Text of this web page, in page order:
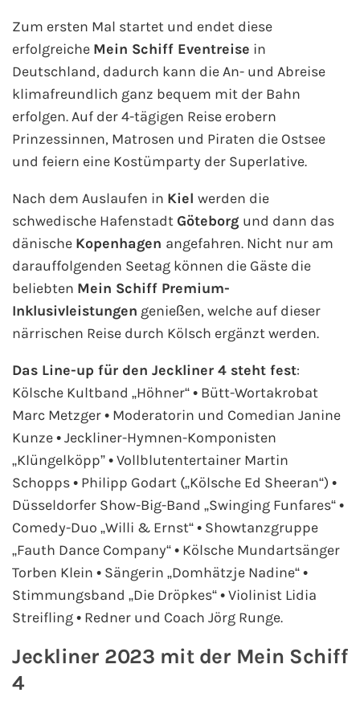
Phoenix Reisen
Hapag-Lloyd Cruises
Cunard Line
Hurtigruten
Royal Caribbean International
PLANTOURS Kreuzfahrten
Alle Reedereien
A-ROSA Flusskreuzfahrten
VIVA Cruises Flusskreuzfahrten
nicko cruises Flusskreuzfahrten
Plantours Flusskreuzfahrten
1AVista Flusskreuzfahrten
Phoenix Reisen Flusskreuzfahrten
Fähren
Zum ersten Mal startet und endet diese
erfolgreiche Mein Schiff Eventreise in
Deutschland, dadurch kann die An- und Abreise
klimafreundlich ganz bequem mit der Bahn
erfolgen. Auf der 4-tägigen Reise erobern
Prinzessinnen, Matrosen und Piraten die Ostsee
und feiern eine Kostümparty der Superlative.
Nach dem Auslaufen in Kiel werden die
schwedische Hafenstadt Göteborg und dann das
dänische Kopenhagen angefahren. Nicht nur am
darauffolgenden Seetag können die Gäste die
beliebten Mein Schiff Premium-
Inklusivleistungen genießen, welche auf dieser
närrischen Reise durch Kölsch ergänzt werden.
Das Line-up für den Jeckliner 4 steht fest:
Kölsche Kultband „Höhner“ • Bütt-Wortakrobat
Marc Metzger • Moderatorin und Comedian Janine
Kunze • Jeckliner-Hymnen-Komponisten
„Klüngelköpp” • Vollblutentertainer Martin
Schopps • Philipp Godart („Kölsche Ed Sheeran“) •
Düsseldorfer Show-Big-Band „Swinging Funfares“ •
Comedy-Duo „Willi & Ernst“ • Showtanzgruppe
„Fauth Dance Company“ • Kölsche Mundartsänger
Torben Klein • Sängerin „Domhätzje Nadine“ •
Stimmungsband „Die Dröpkes“ • Violinist Lidia
Streifling • Redner und Coach Jörg Runge.
Jeckliner 2023 mit der Mein Schiff
4